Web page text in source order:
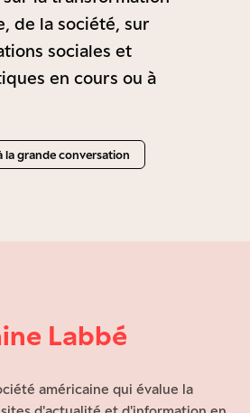
de la société, sur
sociales et
en cours ou à
la grande conversation
Labbé
américaine qui évalue la